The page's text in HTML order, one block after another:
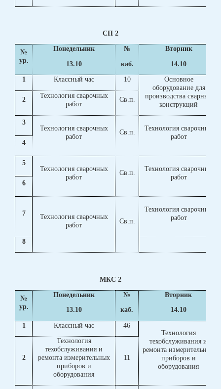
СП 2
№
ур.
Понедельник
13.10
№
каб.
Вторник
14.10
1
Классный час 10
Основное
оборудование для
производства сварных
конструкций
2
Технология сварочных
работ
Св.п.
3
Технология сварочных
работ
Св.п.
Технология сварочных
работ
4
5
Технология сварочных
работ
Св.п.
Технология сварочных
работ
6
7
Технология сварочных
работ
Св.п.
Технология сварочных
работ
8
МКС 2
№
ур.
Понедельник
13.10
№
каб.
Вторник
14.10
1
Классный час
46
Технология
техобслуживания и
ремонта измерительных
приборов и
оборудования
2
Технология
техобслуживания и
ремонта измерительных
приборов и
оборудования
11